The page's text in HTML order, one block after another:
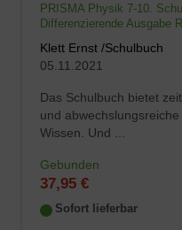
PRISMA Physik 7-10.
Differenzierende Ausgabe
Klett Ernst /Schulbuch
05.11.2021
Das Schulbuch bietet
und
Wissen. Und ...
Gebunden
37,95 €
Sofort lieferbar